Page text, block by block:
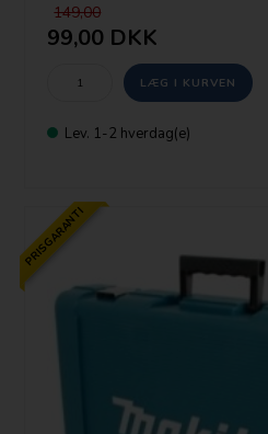
149,00
99,00 DKK
Lev. 1-2 hverdag(e)
PRISGARANTI